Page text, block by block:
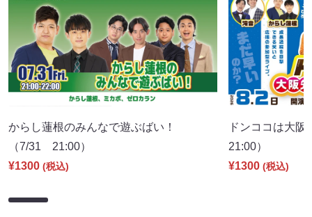
からし蓮根のみんなで遊ぶばい！
（7/31 21:00）
¥1300 (税込)
ドンココは大
21:00）
¥1300 (税込)